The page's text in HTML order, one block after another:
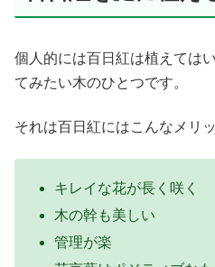
個人的には百日紅は植えては
てみたい木のひとつです。
それは百日紅にはこんなメリ
キレイな花が長く咲く
木の幹も美しい
管理が楽